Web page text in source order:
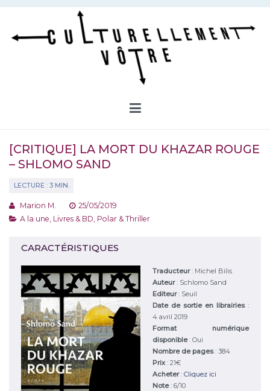
Aller
contenu
[CRITIQUE] LA MORT DU KHAZAR ROUGE
– SHLOMO SAND
Marion M.
25/05/2019
A la une Livres & BD Polar & Thriller
CARACTÉRISTIQUES
Traducteur: Michel Bilis
Auteur: Schlomo Sand
Editeur: Seuil
Date de sortie en librairies :
4 avril 2019
Format numérique
disponible: Oui
Nombre de pages: 384
Prix: 21€
Acheter:Cliquez ici
Note:6/10